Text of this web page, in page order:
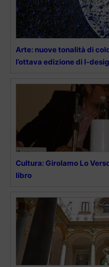
Arte: nuove tonalità di
l’ottava edizione di I-
Cultura: Girolamo Lo
libro